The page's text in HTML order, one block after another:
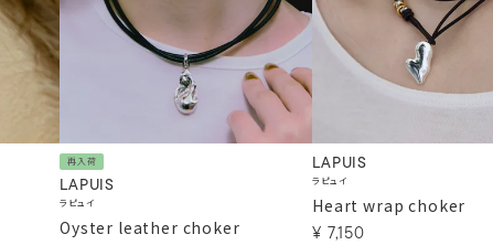
再入荷
LAPUIS
ラピュイ
Oyster leather choker
LAPUIS
ラピュイ
Heart wrap choker
¥ 7,150